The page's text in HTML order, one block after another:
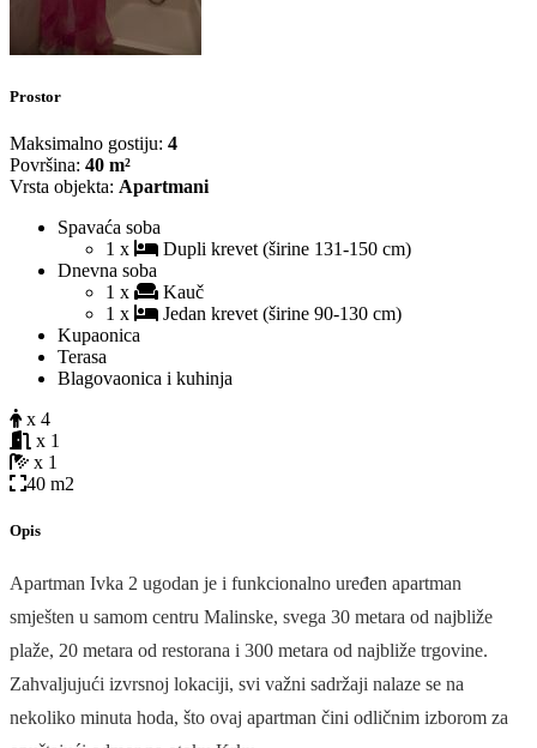
Prostor
Maksimalno gostiju: 4
Površina: 40 m²
Vrsta objekta: Apartmani
Spavaća soba
1 x
Dupli krevet (širine 131-150 cm)
Dnevna soba
1 x
Kauč
1 x
Jedan krevet (širine 90-130 cm)
Kupaonica
Terasa
Blagovaonica i kuhinja
x 4
x 1
x 1
40 m2
Opis
Apartman Ivka 2 ugodan je i funkcionalno uređen apartman
smješten u samom centru Malinske, svega 30 metara od najbliže
plaže, 20 metara od restorana i 300 metara od najbliže trgovine.
Zahvaljujući izvrsnoj lokaciji, svi važni sadržaji nalaze se na
nekoliko minuta hoda, što ovaj apartman čini odličnim izborom za